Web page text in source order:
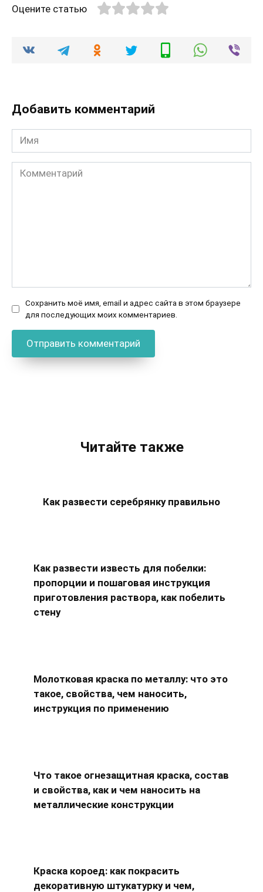
Оцените статью
Добавить комментарий
Имя
Комментарий
Сохранить моё имя, email и адрес сайта в этом браузере
для последующих моих комментариев.
Читайте также
Как развести серебрянку правильно
Как развести известь для побелки:
пропорции и пошаговая инструкция
приготовления раствора, как побелить
стену
Молотковая краска по металлу: что это
такое, свойства, чем наносить,
инструкция по применению
Что такое огнезащитная краска, состав
и свойства, как и чем наносить на
металлические конструкции
Краска короед: как покрасить
декоративную штукатурку и чем,